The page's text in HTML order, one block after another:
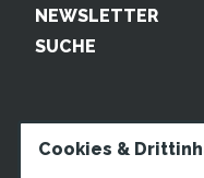
NEWSLETTER
SUCHE
Cookies &